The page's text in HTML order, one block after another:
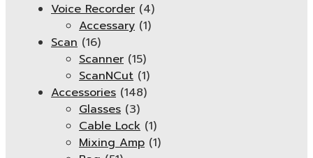
Voice Recorder (4)
Accessary (1)
Scan (16)
Scanner (15)
ScanNCut (1)
Accessories (148)
Glasses (3)
Cable Lock (1)
Mixing Amp (1)